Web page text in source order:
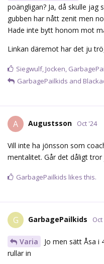
poängligan? Ja, då skulle
gubben har nått zenit men
Hade inte bytt honom mot
Linkan däremot har det ju
Siegwulf, Jocken,
GarbagePailkids and
A Augustsson Oct '24
Vill inte ha jönsson som
mentalitet. Går det dåligt tror
GarbagePailkids likes this.
G GarbagePailkids
Varia
Jo men sätt Åsa i
rullar in